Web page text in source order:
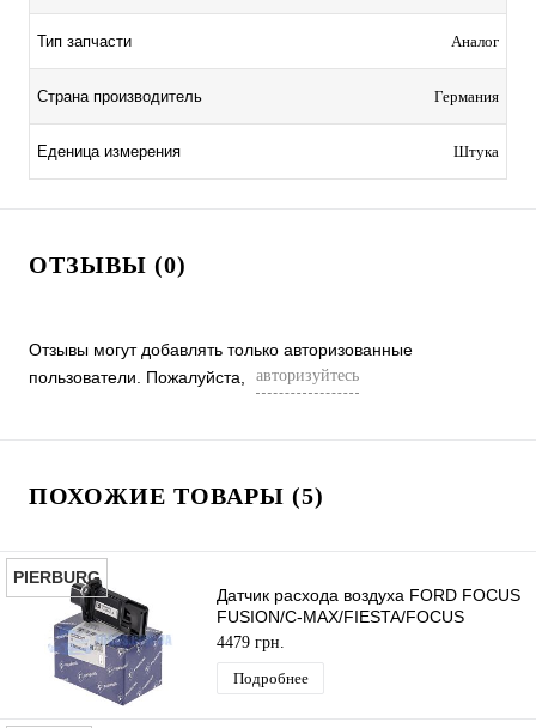
Тип запчасти Аналог
Страна производитель Германия
Еденица измерения Штука
ОТЗЫВЫ (0)
Отзывы могут добавлять только авторизованные
пользователи. Пожалуйста,
авторизуйтесь
ПОХОЖИЕ ТОВАРЫ (5)
PIERBURG
Датчик расхода воздуха FORD FOCUS
FUSION/C-MAX/FIESTA/FOCUS
PIERBURG
4479 грн.
Подробнее